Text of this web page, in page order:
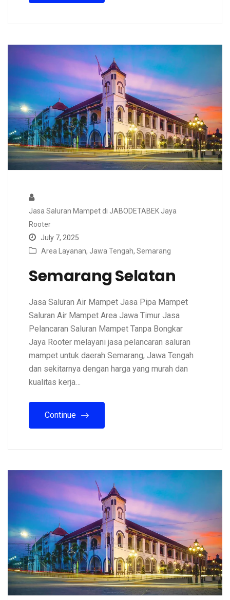
Jasa Saluran Mampet di JABODETABEK Jaya
Rooter
July 7, 2025
Area Layanan, Jawa Tengah, Semarang
Semarang Selatan
Jasa Saluran Air Mampet Jasa Pipa Mampet
Saluran Air Mampet Area Jawa Timur Jasa
Pelancaran Saluran Mampet Tanpa Bongkar
Jaya Rooter melayani jasa pelancaran saluran
mampet untuk daerah Semarang, Jawa Tengah
dan sekitarnya dengan harga yang murah dan
kualitas kerja…
Continue